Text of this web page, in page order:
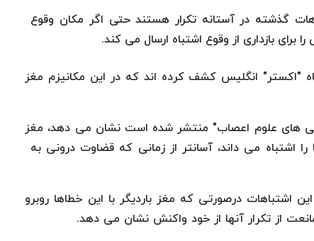
گذشته در آستانه تکرار هستند حتی اگر مکان وقوع
برای بازداری از وقوع اشتباه ارسال می کند.
"اکستر" انگلیس کشف کرده اند که در این مکانیزم مغز
های علوم اعصاب" منتشر شده است نشان می دهد، مغز
اشتباه می داند، آسانتر از زمانی که قضاوت درونی به
درصورتی که مغز باردیگر با این خطاها روبرو
از تکرار آنها از خود واکنش نشان می دهد.